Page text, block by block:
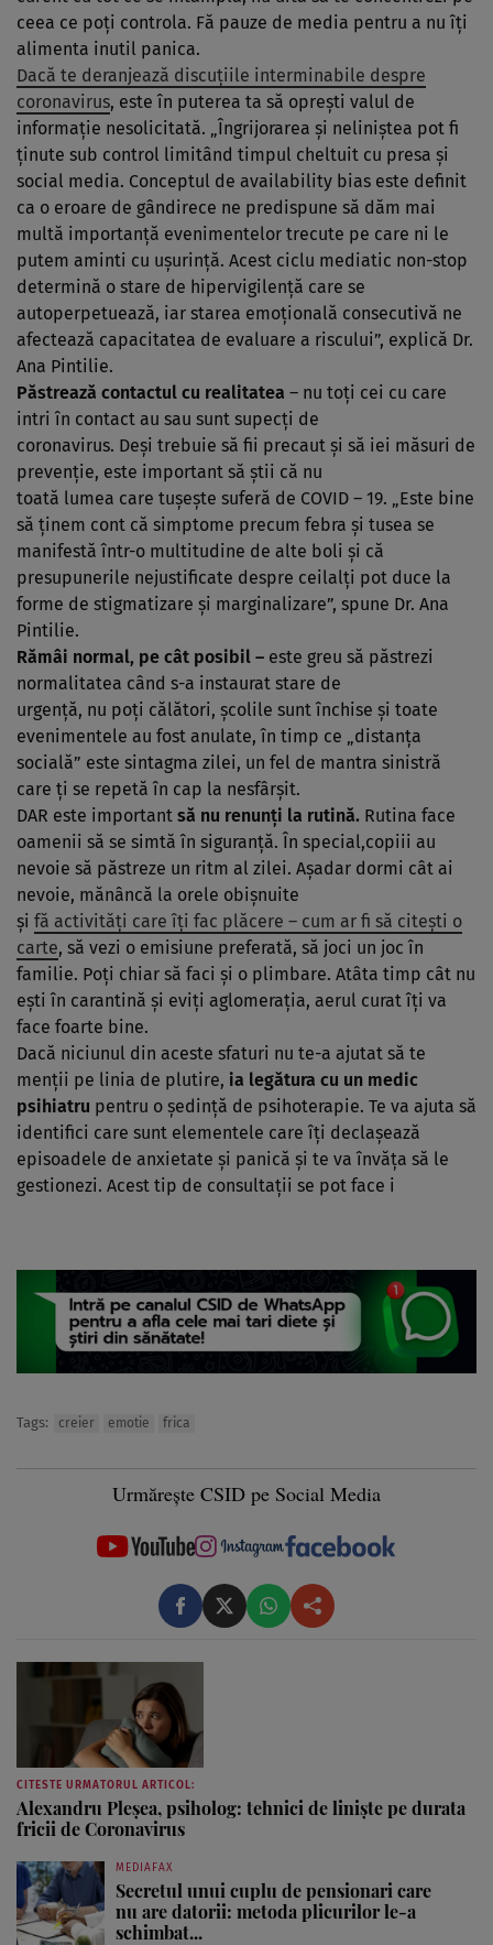
ceea ce poţi controla. Fă pauze de media pentru a nu îţi
alimenta inutil panica.
Dacă te deranjează discuţiile interminabile despre
coronavirus, este în puterea ta să opreşti valul de
informaţie nesolicitată. „Îngrijorarea şi neliniştea pot fi
ţinute sub control limitând timpul cheltuit cu presa şi
social media. Conceptul de availability bias este definit
ca o eroare de gândirece ne predispune să dăm mai
multă importanţă evenimentelor trecute pe care ni le
putem aminti cu uşurinţă. Acest ciclu mediatic non-stop
determină o stare de hipervigilenţă care se
autoperpetuează, iar starea emoţională consecutivă ne
afectează capacitatea de evaluare a riscului”, explică Dr.
Ana Pintilie.
Păstrează contactul cu realitatea – nu toţi cei cu care
intri în contact au sau sunt supecţi de
coronavirus. Deşi trebuie să fii precaut şi să iei măsuri de
prevenţie, este important să ştii că nu
toată lumea care tuşeşte suferă de COVID – 19. „Este bine
să ţinem cont că simptome precum febra şi tusea se
manifestă într-o multitudine de alte boli şi că
presupunerile nejustificate despre ceilalţi pot duce la
forme de stigmatizare şi marginalizare”, spune Dr. Ana
Pintilie.
Rămâi normal, pe cât posibil – este greu să păstrezi
normalitatea când s-a instaurat stare de
urgenţă, nu poţi călători, şcolile sunt închise şi toate
evenimentele au fost anulate, în timp ce „distanţa
socială” este sintagma zilei, un fel de mantra sinistră
care ţi se repetă în cap la nesfârşit.
DAR este important să nu renunţi la rutină. Rutina face
oamenii să se simtă în siguranţă. În special,copiii au
nevoie să păstreze un ritm al zilei. Aşadar dormi cât ai
nevoie, mănâncă la orele obişnuite
şi fă activităţi care îţi fac plăcere – cum ar fi să citeşti o
carte, să vezi o emisiune preferată, să joci un joc în
familie. Poţi chiar să faci şi o plimbare. Atâta timp cât nu
eşti în carantină şi eviţi aglomeraţia, aerul curat îţi va
face foarte bine.
Dacă niciunul din aceste sfaturi nu te-a ajutat să te
menţii pe linia de plutire, ia legătura cu un medic
psihiatru pentru o şedinţă de psihoterapie. Te va ajuta să
identifici care sunt elementele care îţi declaşează
episoadele de anxietate şi panică şi te va învăţa să le
gestionezi. Acest tip de consultaţii se pot face i
Tags: creier emotie frica
Urmărește CSID pe Social Media
CITESTE URMATORUL ARTICOL:
Alexandru Pleşea, psiholog: tehnici de linişte pe durata
fricii de Coronavirus
MEDIAFAX
Secretul unui cuplu de pensionari care
nu are datorii: metoda plicurilor le-a
schimbat...